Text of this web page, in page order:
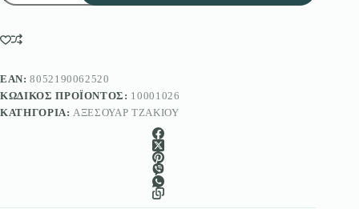
Μαύρη
28516
Maurer
EAN:8052190062520
ΚΩΔΙΚΌΣ ΠΡΟΪΌΝΤΟΣ: 10001026
ΚΑΤΗΓΟΡΊΑ:ΑΞΕΣΟΥΆΡ ΤΖΑΚΙΟΎ